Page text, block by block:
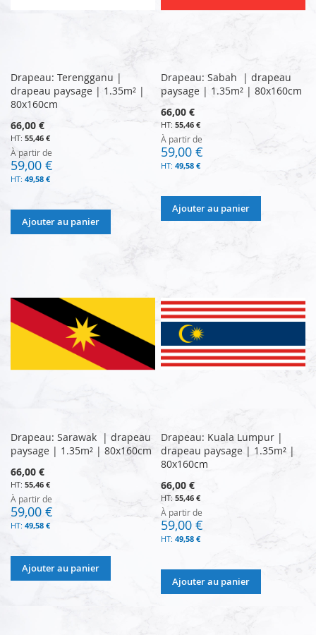
Drapeau: Terengganu |
drapeau paysage | 1.35m² |
80x160cm
66,00 €
55,46 €
À partir de
59,00 €
49,58 €
Ajouter au panier
Drapeau: Sabah | drapeau
paysage | 1.35m² | 80x160cm
66,00 €
55,46 €
À partir de
59,00 €
49,58 €
Ajouter au panier
Drapeau: Sarawak | drapeau
paysage | 1.35m² | 80x160cm
66,00 €
55,46 €
À partir de
59,00 €
49,58 €
Ajouter au panier
Drapeau: Kuala Lumpur |
drapeau paysage | 1.35m² |
80x160cm
66,00 €
55,46 €
À partir de
59,00 €
49,58 €
Ajouter au panier